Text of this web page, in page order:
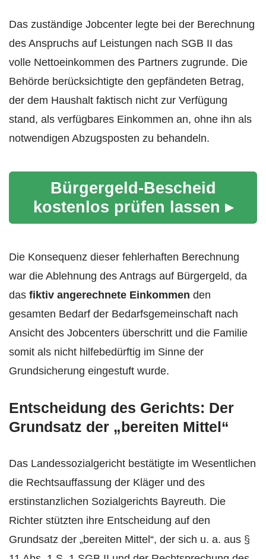
Das zuständige Jobcenter legte bei der Berechnung
des Anspruchs auf Leistungen nach SGB II das
volle Nettoeinkommen des Partners zugrunde. Die
Behörde berücksichtigte den gepfändeten Betrag,
der dem Haushalt faktisch nicht zur Verfügung
stand, als verfügbares Einkommen an, ohne ihn als
notwendigen Abzugsposten zu behandeln.
Bürgergeld-Bescheid
kostenlos prüfen lassen ▸
Die Konsequenz dieser fehlerhaften Berechnung
war die Ablehnung des Antrags auf Bürgergeld, da
das fiktiv angerechnete Einkommen den
gesamten Bedarf der Bedarfsgemeinschaft nach
Ansicht des Jobcenters überschritt und die Familie
somit als nicht hilfebedürftig im Sinne der
Grundsicherung eingestuft wurde.
Entscheidung des Gerichts: Der
Grundsatz der „bereiten Mittel“
Das Landessozialgericht bestätigte im Wesentlichen
die Rechtsauffassung der Kläger und des
erstinstanzlichen Sozialgerichts Bayreuth. Die
Richter stützten ihre Entscheidung auf den
Grundsatz der „bereiten Mittel“, der sich u. a. aus §